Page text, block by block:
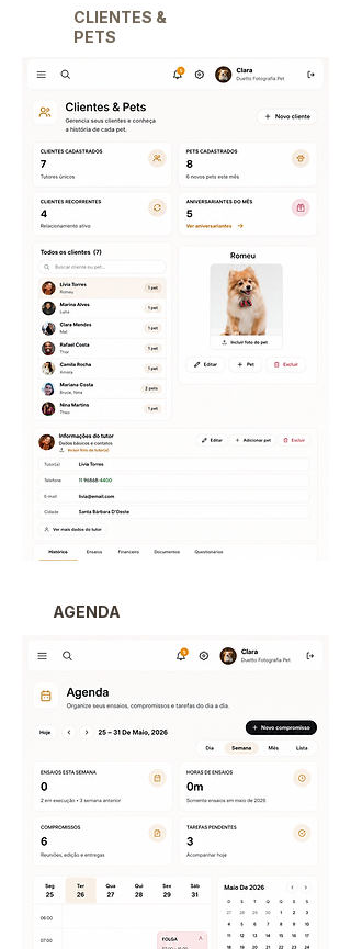
CLIENTES &
PETS
AGENDA